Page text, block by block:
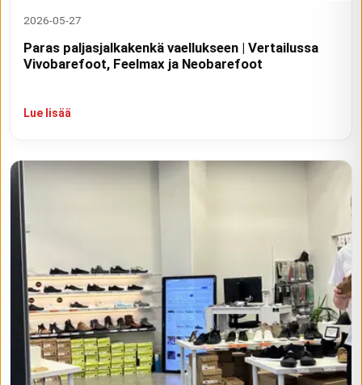
2026-05-27
Paras paljasjalkakenkä vaellukseen | Vertailussa
Vivobarefoot, Feelmax ja Neobarefoot
Lue lisää